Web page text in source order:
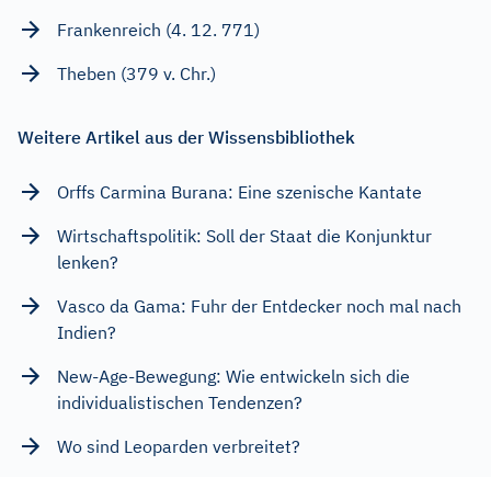
Frankenreich (4. 12. 771)
Theben (379 v. Chr.)
Weitere Artikel aus der Wissensbibliothek
Orffs Carmina Burana: Eine szenische Kantate
Wirtschaftspolitik: Soll der Staat die Konjunktur
lenken?
Vasco da Gama: Fuhr der Entdecker noch mal nach
Indien?
New-Age-Bewegung: Wie entwickeln sich die
individualistischen Tendenzen?
Wo sind Leoparden verbreitet?